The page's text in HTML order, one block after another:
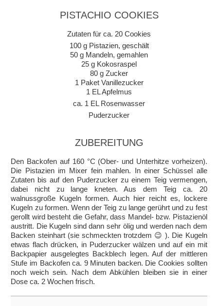
PISTACHIO COOKIES
Zutaten für ca. 20 Cookies
100 g Pistazien, geschält
50 g Mandeln, gemahlen
25 g Kokosraspel
80 g Zucker
1 Paket Vanillezucker
1 EL Apfelmus
ca. 1 EL Rosenwasser
Puderzucker
ZUBEREITUNG
Den Backofen auf 160 °C (Ober- und Unterhitze vorheizen).
Die Pistazien im Mixer fein mahlen. In einer Schüssel alle
Zutaten bis auf den Puderzucker zu einem Teig vermengen,
dabei nicht zu lange kneten. Aus dem Teig ca. 20
walnussgroße Kugeln formen. Auch hier reicht es, lockere
Kugeln zu formen. Wenn der Teig zu lange gerührt und zu fest
gerollt wird besteht die Gefahr, dass Mandel- bzw. Pistazienöl
austritt. Die Kugeln sind dann sehr ölig und werden nach dem
Backen steinhart (sie schmeckten trotzdem 😉 ). Die Kugeln
etwas flach drücken, in Puderzucker wälzen und auf ein mit
Backpapier ausgelegtes Backblech legen. Auf der mittleren
Stufe im Backofen ca. 9 Minuten backen. Die Cookies sollten
noch weich sein. Nach dem Abkühlen bleiben sie in einer
Dose ca. 2 Wochen frisch.